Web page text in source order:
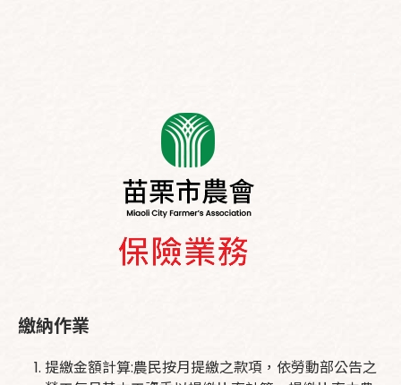
繳納作業
提繳金額計算:農民按月提繳之款項，依勞動部公告之